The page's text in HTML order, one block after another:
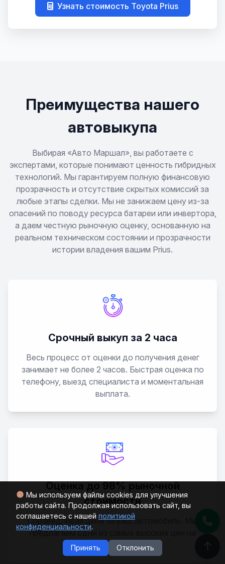
Мы используем файлы cookies для улучшения
работы сайта. Продолжая использовать сайт, вы
соглашаетесь с нашей политикой
конфиденциальности.
Принять Отклонить
Carina E
Corolla Fielder
Crown
FJ Cruiser
Fortuner
GR Supra
Highlander
Land Cruiser 300
Land Cruiser 70
Land Cruiser 80
Узнать стоимость Toyota Prius
Преимущества нашего
автовыкупа
Выбирая «Авто Маршал», вы работаете с
экспертами, которые понимают ценность гибридных
технологий. Мы гарантируем полную финансовую
прозрачность и отсутствие скрытых комиссий за
любые этапы сделки. Мы не занижаем цену из-за
опасений по поводу ресурса батареи или инвертора,
а даем честную рыночную оценку, основанную на
реальном техническом состоянии и прозрачности
истории владения вашим Prius.
Срочный выкуп за 2 часа
Весь процесс от оценки до получения денег
занимает не более 2 часов. Быстрая оценка по
телефону, выезд специалиста и моментальная
выплата.
Оценка до 98% рыночной
стоимости
Справедливая цена за ваш автомобиль. Мы
предлагаем одни из самых высоких цен на
рынке автовыкупа в СПб.